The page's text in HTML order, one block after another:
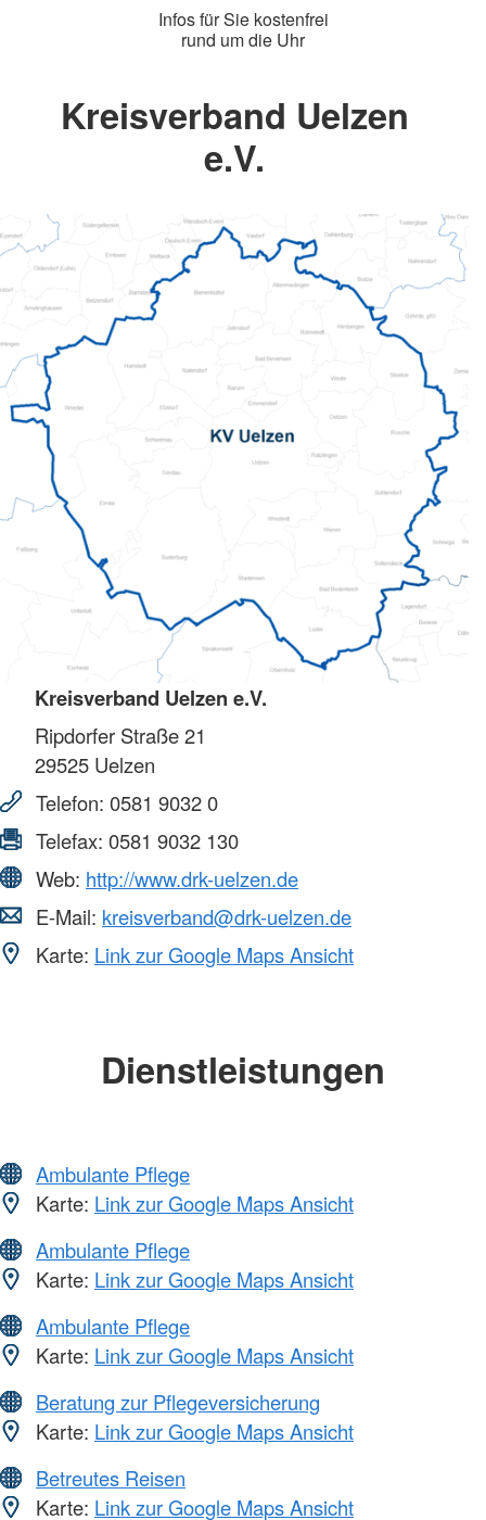
Infos für Sie kostenfrei
rund um die Uhr
Kreisverband Uelzen
e.V.
Kreisverband Uelzen e.V.
Ripdorfer Straße 21
29525 Uelzen
Telefon: 0581 9032 0
Telefax: 0581 9032 130
Web: http://www.drk-uelzen.de
E-Mail: kreisverband@drk-uelzen.de
Karte: Link zur Google Maps Ansicht
Dienstleistungen
Ambulante Pflege
Karte: Link zur Google Maps Ansicht
Ambulante Pflege
Karte: Link zur Google Maps Ansicht
Ambulante Pflege
Karte: Link zur Google Maps Ansicht
Beratung zur Pflegeversicherung
Karte: Link zur Google Maps Ansicht
Betreutes Reisen
Karte: Link zur Google Maps Ansicht